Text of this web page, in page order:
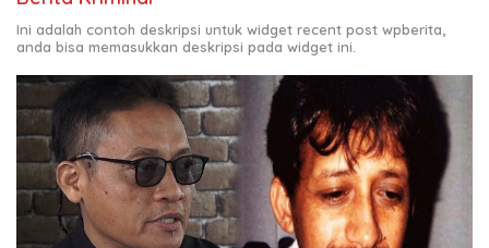
Ini adalah contoh deskripsi untuk widget recent post wpberita,
anda bisa memasukkan deskripsi pada widget ini.